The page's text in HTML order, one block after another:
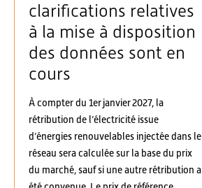
clarifications relatives
à la mise à disposition
des données sont en
cours
À compter du 1er janvier 2027, la
rétribution de l’électricité issue
d’énergies renouvelables injectée dans le
réseau sera calculée sur la base du prix
du marché, sauf si une autre rétribution a